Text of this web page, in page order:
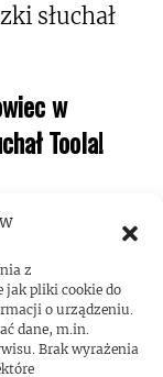
z
jak pliki cookie do
o urządzeniu.
dane, m.in.
Brak wyrażenia
w
Toola!